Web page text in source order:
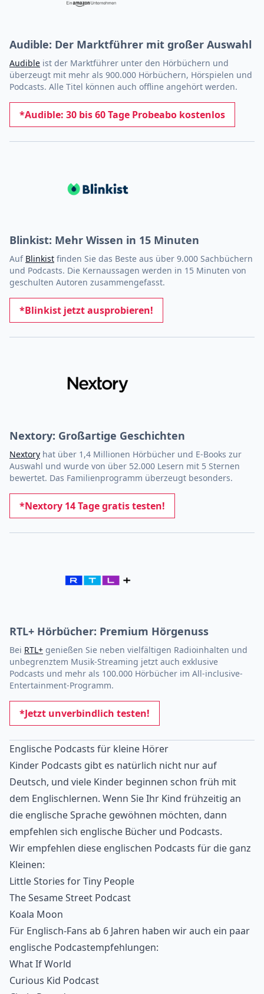
Audible: Der Marktführer mit großer Auswahl
Audible ist der Marktführer unter den Hörbüchern und
überzeugt mit mehr als 900.000 Hörbüchern, Hörspielen und
Podcasts. Alle Titel können auch offline angehört werden.
*Audible: 30 bis 60 Tage Probeabo kostenlos
Blinkist: Mehr Wissen in 15 Minuten
Auf Blinkist finden Sie das Beste aus über 9.000 Sachbüchern
und Podcasts. Die Kernaussagen werden in 15 Minuten von
geschulten Autoren zusammengefasst.
*Blinkist jetzt ausprobieren!
Nextory: Großartige Geschichten
Nextory hat über 1,4 Millionen Hörbücher und E-Books zur
Auswahl und wurde von über 52.000 Lesern mit 5 Sternen
bewertet. Das Familienprogramm überzeugt besonders.
*Nextory 14 Tage gratis testen!
RTL+ Hörbücher: Premium Hörgenuss
Bei RTL+ genießen Sie neben vielfältigen Radioinhalten und
unbegrenztem Musik-Streaming jetzt auch exklusive
Podcasts und mehr als 100.000 Hörbücher im All-inclusive-
Entertainment-Programm.
*Jetzt unverbindlich testen!
Englische Podcasts für kleine Hörer
Kinder Podcasts gibt es natürlich nicht nur auf
Deutsch, und viele Kinder beginnen schon früh mit
dem Englischlernen. Wenn Sie Ihr Kind frühzeitig an
die englische Sprache gewöhnen möchten, dann
empfehlen sich englische Bücher und Podcasts.
Wir empfehlen diese englischen Podcasts für die ganz
Kleinen:
Little Stories for Tiny People
The Sesame Street Podcast
Koala Moon
Für Englisch-Fans ab 6 Jahren haben wir auch ein paar
englische Podcastempfehlungen:
What If World
Curious Kid Podcast